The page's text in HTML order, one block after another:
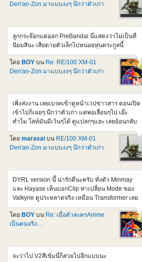
แต่ถ้า P หมด ก็อ่วมหนักเลยนะครับ ยิ่งจะมีพวก
Silhoulette กล่องสวยๆสมัยก่อนอีกนี่ มาได้ยาวๆเลย
ราคาเท่าๆกันแหละ ยังไม่ได้สอย เพราะมีทั้งตัว
สำเร็จและตัวเก่าที่ต่อใส่กล่องไว้รอผ่า แต่ถ้าสอยคง
เอามาทำสีขาวแทนแหละ ปล.ของภาคนี้ อยากเห็น
ตัวของหัวหน้า ที่ตัวสีม่วง/สีเข้ม Berga giros ที่คน
ขับ X2 ขับก่อนจะมาเปลี่ยนเปน X2 แหละ
Den'an-Zon มาแบบงงๆ นึกว่าตัวเก่า
ลูกกระจ๊อกแต่ออก PreBandai นี่แสดงว่าไม่เป็นที่
นิยมสินะ เสียดายตัวเล็กไปหน่อยหุ่นตระกูลนี้
โดย BOY บน Re: RE/100 XM-01
Den'an-Zon มาแบบงงๆ นึกว่าตัวเก่า
เพิ่งส่งงาน เลยเบรคเข้าดูหน้าเวปข่าวสาร ตอนเปิด
เข้าไปก็เฉยๆ นึกว่าตัวเก่า แต่พอเลื่อนๆไป เอ๊ะ
ทำไม โล่ห์มันมีเว้นๆได้ ดูแปลกๆแฮะ เลยย้อนกลับ
มาดูรายละเอียด ปรากฏว่า หัวโล้น ไหล่กลมสอง
ข้าง โล่ห์แยกสี่ส่วน นี่มันเป็นลูกจ๊อก ตัวที่ควรจะ
ออกก่อนหน้านี้นิ ไม่ใช่ตัวแรกจริงๆแหละ <a
href="https://pic.in.th/image/DEn1.UJCNzP">
src="https://img1.pic.in.th/images/DEn1.jpg"
alt="DEn1" border="0"></a> <a
href="https://pic.in.th/image/DEn2.UJCVqp">
<img src="https://img2.pic.in.th/DEn2.jpg"
alt="DEn2" border="0"></a> <a
href="https://pic.in.th/image/DEn3.UJCW8L">
src="https://img1.pic.in.th/images/DEn3.jpg"
alt="DEn3" border="0"></a> <a
href="https://pic.in.th/image/DEn4.UJGa1C">
โดย marasai บน RE/100 XM-01
Den'an-Zon มาแบบงงๆ นึกว่าตัวเก่า
DYRL version นี้ น่ารักดีนะครับ ทั่งตัว Minmay
และ Hayase เห็นบอกClip ท่าเปลี่ยน Mode ของ
Valkyrie ดูประหลาดจริง เหมือน Transformer เลย
โดย BOY บน Re: เมื่อตัวละครAnime
เป็นคนจริง…
จะว่าไป V2สีเข้มนี่ก็สวยไปอีกแบบนะ